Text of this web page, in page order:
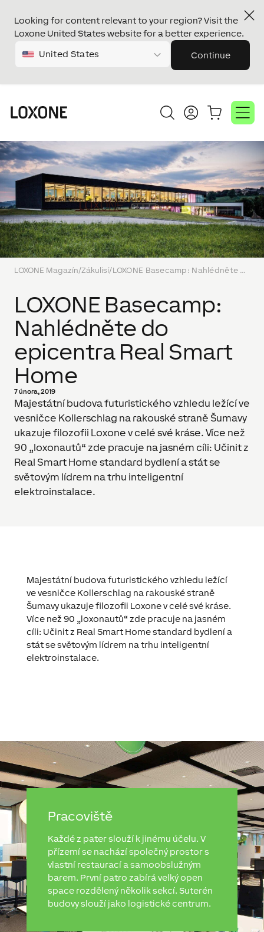
Looking for content relevant to your region? Visit the
Loxone United States website for a better experience.
United States Continue
LOXONE Magazín/Zákulisí/ LOXONE Basecamp: Nahlédněte do epicentra Real Smart Home
LOXONE Basecamp:
Nahlédněte do
epicentra Real Smart
Home
7 února, 2019
Majestátní budova futuristického vzhledu ležící ve
vesničce Kollerschlag na rakouské straně Šumavy
ukazuje filozofii Loxone v celé své kráse. Více než
90 „loxonautů“ zde pracuje na jasném cíli: Učinit z
Real Smart Home standard bydlení a stát se
světovým lídrem na trhu inteligentní
elektroinstalace.
Majestátní budova futuristického vzhledu ležící
ve vesničce Kollerschlag na rakouské straně
Šumavy ukazuje filozofii Loxone v celé své kráse.
Více než 90 „loxonautů“ zde pracuje na jasném
cíli: Učinit z Real Smart Home standard bydlení a
stát se světovým lídrem na trhu inteligentní
elektroinstalace.
Pracoviště
Každé z pater slouží k jinému účelu. V
přízemí se nachází společný prostor s
vlastní restaurací a samoobslužným
barem. První patro zabírá velký open
space rozdělený několik sekcí. Suterén
budovy slouží jako logistické centrum.